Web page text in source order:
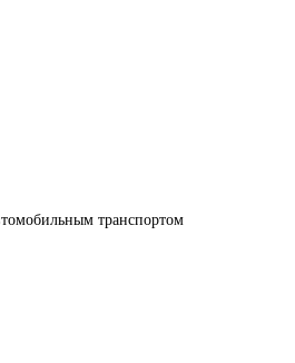
транспортом